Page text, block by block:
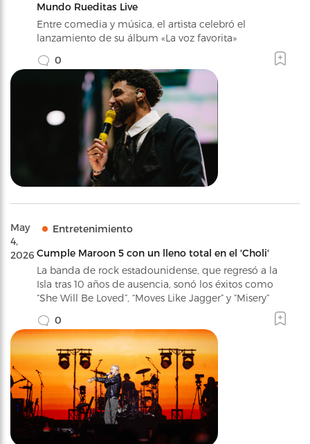
Mundo Rueditas Live
Entre comedia y música, el artista celebró el
lanzamiento de su álbum «La voz favorita»
0
May
4,
2026
Entretenimiento
Cumple Maroon 5 con un lleno total en el 'Choli'
La banda de rock estadounidense, que regresó a la
Isla tras 10 años de ausencia, sonó los éxitos como
“She Will Be Loved”, “Moves Like Jagger” y “Misery”
0